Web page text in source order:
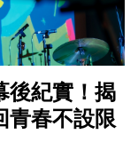
後紀實！揭
青春不設限